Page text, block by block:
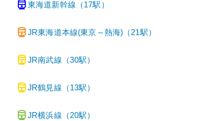
東海道新幹線 （17駅）
JR東海道本線(東京～熱海) （21駅）
JR南武線 （30駅）
JR鶴見線 （13駅）
JR横浜線 （20駅）